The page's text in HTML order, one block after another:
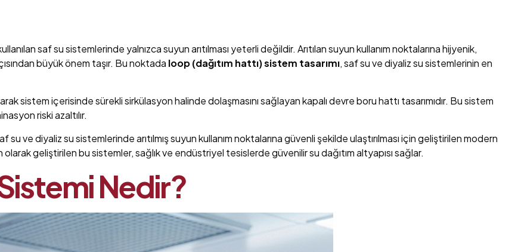
saf su sistemlerinde yalnızca suyun arıtılması yeterli değildir. Arıtılan suyun kullanım noktalarına hijyenik,
büyük önem taşır. Bu noktada loop (dağıtım hattı) sistem tasarımı, saf su ve diyaliz su sistemlerinin en
sistem içerisinde sürekli sirkülasyon halinde dolaşmasını sağlayan kapalı devre boru hattı tasarımıdır. Bu sistem
riski azaltılır.
su ve diyaliz su sistemlerinde arıtılmış suyun kullanım noktalarına güvenli şekilde ulaştırılması için geliştirilen modern
geliştirilen bu sistemler, sağlık ve endüstriyel tesislerde güvenilir su dağıtım altyapısı sağlar.
Nedir?